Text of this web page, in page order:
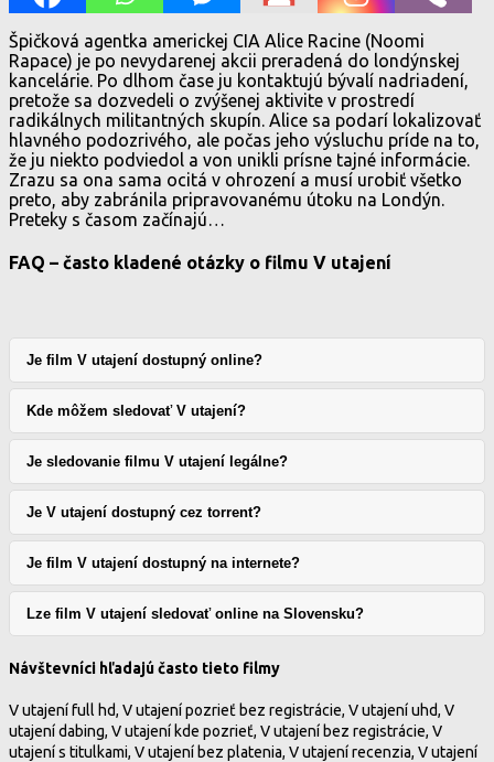
Špičková agentka americkej CIA Alice Racine (Noomi
Rapace) je po nevydarenej akcii preradená do londýnskej
kancelárie. Po dlhom čase ju kontaktujú bývalí nadriadení,
pretože sa dozvedeli o zvýšenej aktivite v prostredí
radikálnych militantných skupín. Alice sa podarí lokalizovať
hlavného podozrivého, ale počas jeho výsluchu príde na to,
že ju niekto podviedol a von unikli prísne tajné informácie.
Zrazu sa ona sama ocitá v ohrození a musí urobiť všetko
preto, aby zabránila pripravovanému útoku na Londýn.
Preteky s časom začínajú…
FAQ – často kladené otázky o filmu V utajení
Je film V utajení dostupný online?
Kde môžem sledovať V utajení?
Je sledovanie filmu V utajení legálne?
Je V utajení dostupný cez torrent?
Je film V utajení dostupný na internete?
Lze film V utajení sledovať online na Slovensku?
Návštevníci hľadajú často tieto filmy
V utajení full hd, V utajení pozrieť bez registrácie, V utajení uhd, V
utajení dabing, V utajení kde pozrieť, V utajení bez registrácie, V
utajení s titulkami, V utajení bez platenia, V utajení recenzia, V utajení